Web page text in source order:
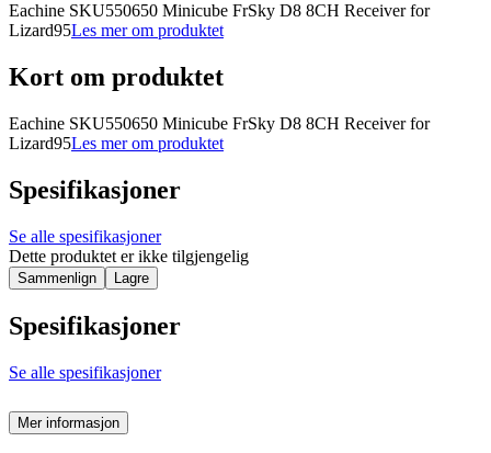
Eachine SKU550650 Minicube FrSky D8 8CH Receiver for
Lizard95Les mer om produktet
Kort om produktet
Eachine SKU550650 Minicube FrSky D8 8CH Receiver for
Lizard95Les mer om produktet
Spesifikasjoner
Se alle spesifikasjoner
Dette produktet er ikke tilgjengelig
Sammenlign Lagre
Spesifikasjoner
Se alle spesifikasjoner
Mer informasjon